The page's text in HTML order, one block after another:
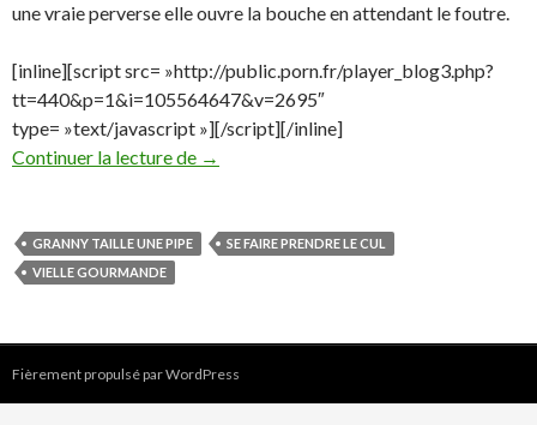
une vraie perverse elle ouvre la bouche en attendant le foutre.
[inline][script src= »http://public.porn.fr/player_blog3.php?
tt=440&p=1&i=105564647&v=2695″
type= »text/javascript »][/script][/inline]
Continuer la lecture de histoire de vieille pute
→
GRANNY TAILLE UNE PIPE
SE FAIRE PRENDRE LE CUL
VIELLE GOURMANDE
Fièrement propulsé par WordPress